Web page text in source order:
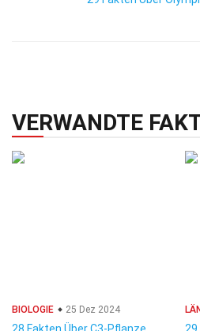
VERWANDTE
BIOLOGIE 25 Dez 2024